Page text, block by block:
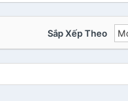
Sắp Xếp Theo